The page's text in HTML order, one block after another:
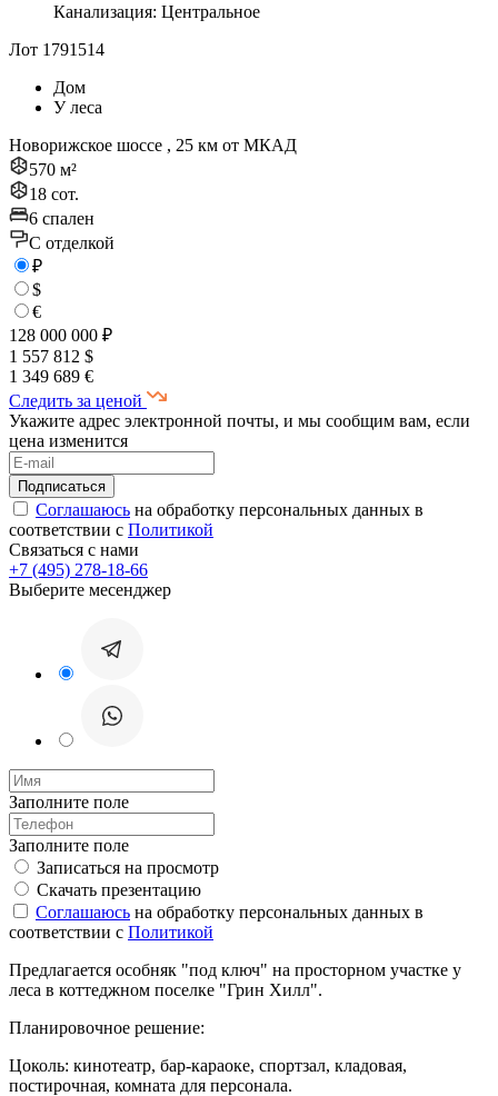
Канализация: Центральное
Лот 1791514
Дом
У леса
Новорижское шоссе , 25 км от МКАД
570 м²
18 сот.
6 спален
C отделкой
₽
$
€
128 000 000 ₽
1 557 812 $
1 349 689 €
Следить за ценой
Укажите адрес электронной почты, и мы сообщим вам, если
цена изменится
Соглашаюсь на обработку персональных данных в
соответствии с Политикой
Связаться с нами
+7 (495) 278-18-66
Выберите месенджер
Заполните поле
Заполните поле
Записаться на просмотр
Скачать презентацию
Соглашаюсь на обработку персональных данных в
соответствии с Политикой
Предлагается особняк "под ключ" на просторном участке у
леса в коттеджном поселке "Грин Хилл".
Планировочное решение:
Цоколь: кинотеатр, бар-караоке, спортзал, кладовая,
постирочная, комната для персонала.